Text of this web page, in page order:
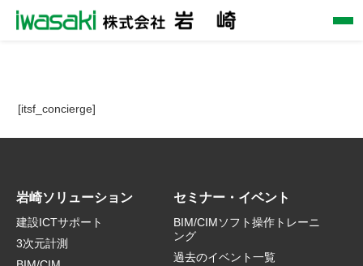
[itsf_concierge]
岩崎ソリューション
建設ICTサポート
3次元計測
セミナー・イベント
BIM/CIMソフト操作トレーニ
ング
過去のイベント一覧